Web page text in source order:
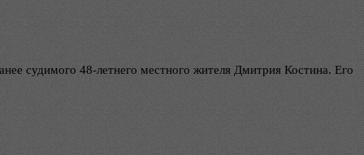
судимого 48-летнего местного жителя Дмитрия Костина. Его